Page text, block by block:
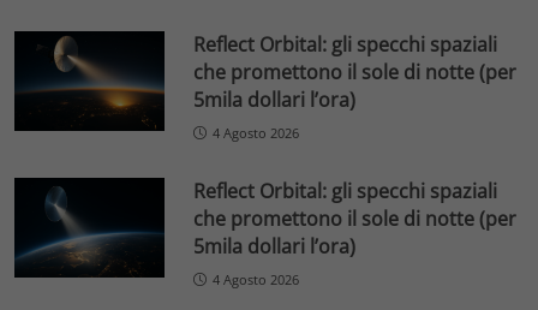
Reflect Orbital: gli specchi spaziali
che promettono il sole di notte (per
5mila dollari l’ora)
4 Agosto 2026
Reflect Orbital: gli specchi spaziali
che promettono il sole di notte (per
5mila dollari l’ora)
4 Agosto 2026